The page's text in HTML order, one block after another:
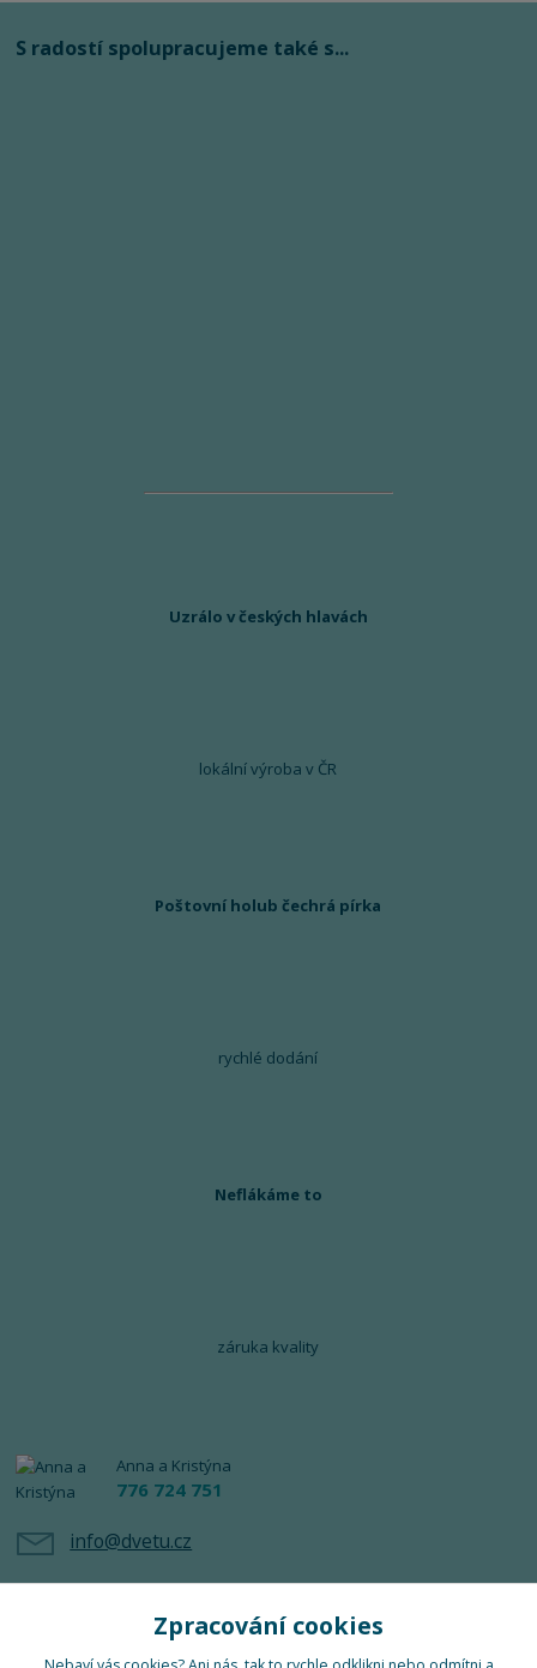
S radostí spolupracujeme také s...
Uzrálo v českých hlavách
lokální výroba v ČR
Poštovní holub čechrá pírka
rychlé dodání
Neflákáme to
záruka kvality
Anna a Kristýna
776 724 751
info@dvetu.cz
Zpracování cookies